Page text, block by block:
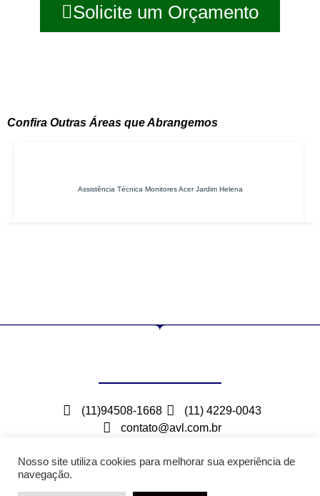
Solicite um Orçamento
Confira Outras Áreas que Abrangemos
Assistência Técnica Monitores Acer Jardim Helena
(11)94508-1668
(11) 4229-0043
contato@avl.com.br
do Sul – SP
Nosso site utiliza cookies para melhorar sua experiência de
navegação.